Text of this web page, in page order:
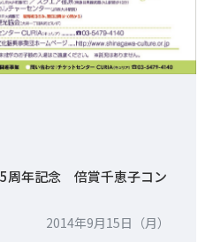
周年記念 倍賞千恵子コン
2014年9月15日（月）